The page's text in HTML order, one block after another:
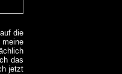
die
das
jetzt